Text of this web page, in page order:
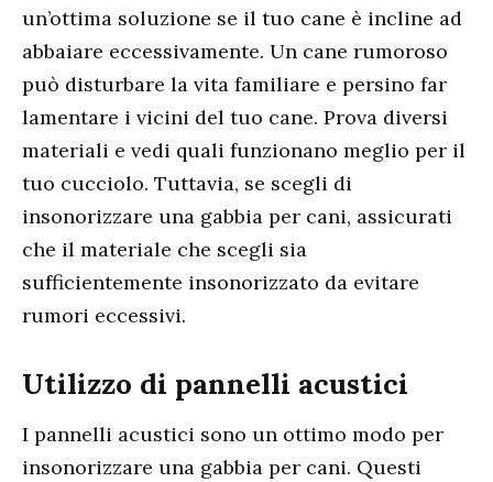
un’ottima soluzione se il tuo cane è incline ad
abbaiare eccessivamente. Un cane rumoroso
può disturbare la vita familiare e persino far
lamentare i vicini del tuo cane. Prova diversi
materiali e vedi quali funzionano meglio per il
tuo cucciolo. Tuttavia, se scegli di
insonorizzare una gabbia per cani, assicurati
che il materiale che scegli sia
sufficientemente insonorizzato da evitare
rumori eccessivi.
Utilizzo di pannelli acustici
I pannelli acustici sono un ottimo modo per
insonorizzare una gabbia per cani. Questi